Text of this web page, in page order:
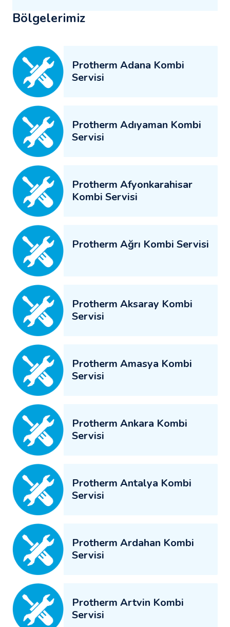
Bölgelerimiz
Protherm Adana Kombi
Servisi
Protherm Adıyaman Kombi
Servisi
Protherm Afyonkarahisar
Kombi Servisi
Protherm Ağrı Kombi Servisi
Protherm Aksaray Kombi
Servisi
Protherm Amasya Kombi
Servisi
Protherm Ankara Kombi
Servisi
Protherm Antalya Kombi
Servisi
Protherm Ardahan Kombi
Servisi
Protherm Artvin Kombi
Servisi